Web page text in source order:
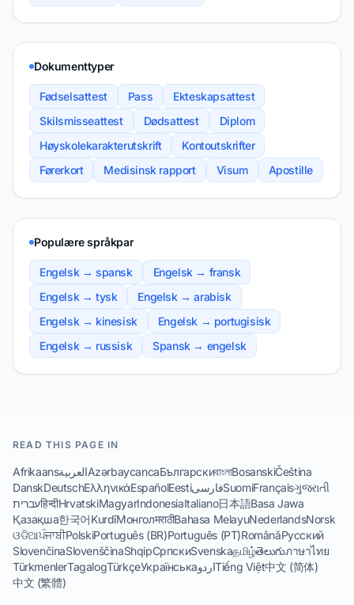
Dokumenttyper
Fødselsattest Pass
Ekteskapsattest
Skilsmisseattest
Dødsattest
Diplom
Høyskolekarakterutskrift
Kontoutskrifter
Førerkort
Medisinsk rapport Visum Apostille
Populære språkpar
Engelsk → spansk
Engelsk → fransk
Engelsk → tysk
Engelsk → arabisk
Engelsk → kinesisk
Engelsk → portugisisk
Engelsk → russisk
Spansk → engelsk
READ THIS PAGE IN
AfrikaansالعربيةAzərbaycancaБългарскиবাংলাBosanskiČeština
DanskDeutschΕλληνικάEspañolEestiفارسیSuomiFrançaisગુજરાતી
עבריתहिन्दीHrvatskiMagyarIndonesiaItaliano日本語Basa Jawa
Қазақша한국어KurdîМонголमराठीBahasa MelayuNederlandsNorsk
ଓଡିଆਪੰਜਾਬੀPolskiPortuguês (BR)Português (PT)RomânăРусский
SlovenčinaSlovenščinaShqipСрпскиSvenskaதமிழ்తెలుగుภาษาไทย
TürkmenlerTagalogTürkçeУкраїнськаاردوTiếng Việt中文 (简体)
中文 (繁體)